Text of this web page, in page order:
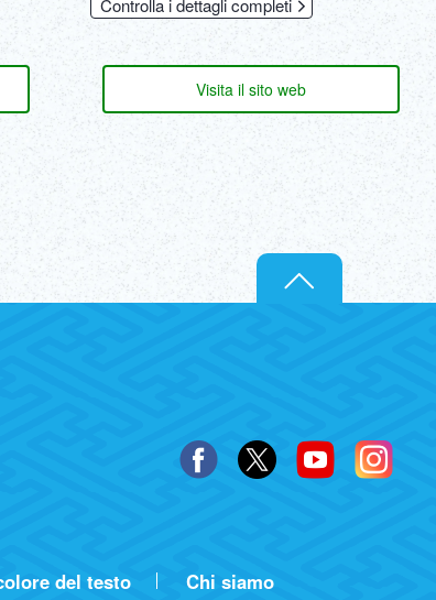
sale riunioni e conferenze, altre strutture:
chiuse dal 7 maggio 2026 ・Auditorium:
chiuso dal 14 maggio 2026 ・La biblioteca
musicale sarà chiusa dal 1° aprile 2026
Controlla i dettagli completi
Visita il sito web
del testo Chi siamo